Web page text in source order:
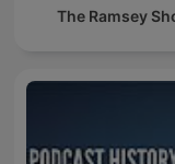
The Ramsey